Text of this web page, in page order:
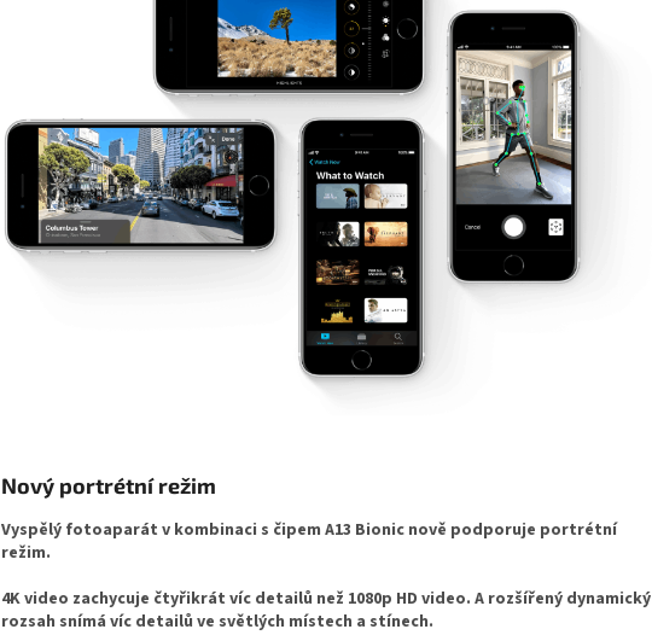
Nový portrétní režim
Vyspělý fotoaparát v kombinaci s čipem A13 Bionic nově podporuje portrétní
režim.
4K video zachycuje čtyřikrát víc detailů než 1080p HD video. A rozšířený dynamický
rozsah snímá víc detailů ve světlých místech a stínech.